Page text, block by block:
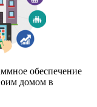
обеспечение
домом в